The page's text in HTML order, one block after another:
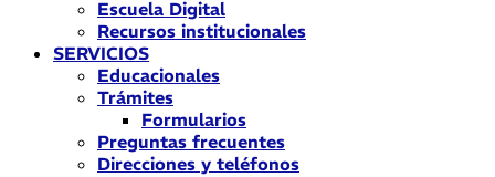
Escuela Digital
Recursos institucionales
SERVICIOS
Educacionales
Trámites
Formularios
Preguntas frecuentes
Direcciones y teléfonos